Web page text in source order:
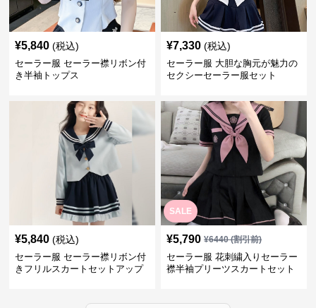
¥5,840 (税込)
セーラー服 セーラー襟リボン付
き半袖トップス
¥7,330 (税込)
セーラー服 大胆な胸元が魅力の
セクシーセーラー服セット
¥5,840 (税込)
セーラー服 セーラー襟リボン付
きフリルスカートセットアップ
SALE
¥5,790 ¥6440(割引前)
セーラー服 花刺繍入りセーラー
襟半袖プリーツスカートセット